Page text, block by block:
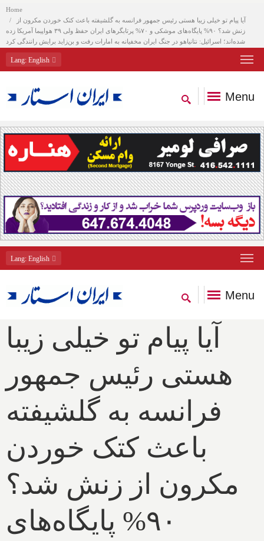
Home
آیا پیام تو خیلی زیبا هستی رئیس جمهور فرانسه به گلشیفته باعث کتک خوردن مکرون از
زنش شد؟ ۹۰% پایگاه‌های موشکی و ۷۰% پرتابگرهای ایران حفظ ولی ۳۹ هواپیما آمریکا زده
شده‌اند؛ اسرائیل: نتانیاهو در جنگ ایران مخفیانه به امارات رفت و بن‌زاید برایش رانندگی کرد
Lang: English
Menu
Lang: English
Menu
آیا پیام تو خیلی زیبا
هستی رئیس جمهور
فرانسه به گلشیفته
باعث کتک خوردن
مکرون از زنش شد؟
۹۰% پایگاه‌های